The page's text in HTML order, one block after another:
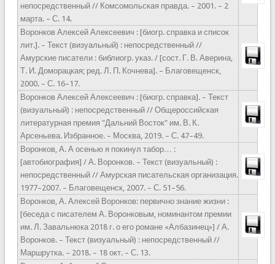
непосредственный // Комсомольская правда. – 2001. – 2
марта. – С. 14.
Воронков Алексей Алексеевич : [биогр. справка и список
лит.]. – Текст (визуальный) : непосредственный //
Амурские писатели : библиогр. указ. / [сост. Г. В. Аверина,
Т. И. Доморацкая; ред. Л. П. Кочнева]. – Благовещенск,
2000. – С. 16–17.
Воронков Алексей Алексеевич : [биогр. справка]. – Текст
(визуальный) : непосредственный // Общероссийская
литературная премия "Дальний Восток" им. В. К.
Арсеньева. Избранное. – Москва, 2019. – С. 47–49.
Воронков, А. А осенью я покинул табор… :
[автобиография] / А. Воронков. – Текст (визуальный) :
непосредственный // Амурская писательская организация.
1977–2007. – Благовещенск, 2007. – С. 51–56.
Воронков, А. Алексей Воронков: первично знание жизни :
[беседа с писателем А. Воронковым, номинантом премии
им. Л. Завальнюка 2018 г. о его романе «Албазинец»] / А.
Воронков. – Текст (визуальный) : непосредственный //
Маршрутка. – 2018. – 18 окт. – С. 13.